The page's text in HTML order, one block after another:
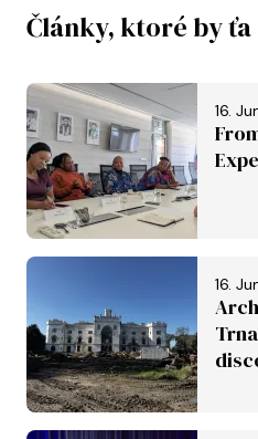
Články, ktoré by
16.
16.